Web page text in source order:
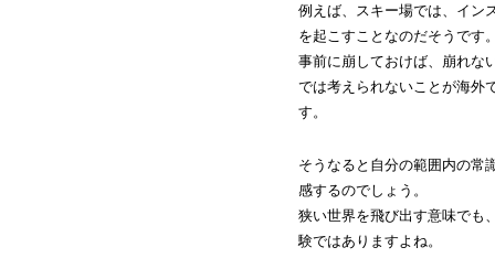
例えば、スキー場では、イン
を起こすことなのだそうです
事前に崩しておけば、崩れな
では考えられないことが海外
す。
そうなると自分の範囲内の常
感するのでしょう。
狭い世界を飛び出す意味でも
験ではありますよね。